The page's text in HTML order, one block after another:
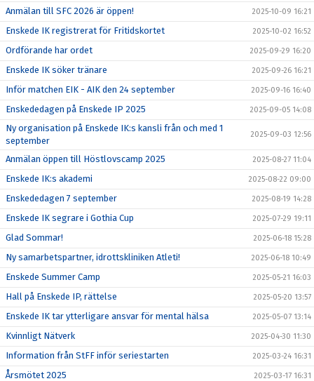
Anmälan till SFC 2026 är öppen! 2025-10-09 16:21
Enskede IK registrerat för Fritidskortet 2025-10-02 16:52
Ordförande har ordet 2025-09-29 16:20
Enskede IK söker tränare 2025-09-26 16:21
Inför matchen EIK - AIK den 24 september 2025-09-16 16:40
Enskededagen på Enskede IP 2025 2025-09-05 14:08
Ny organisation på Enskede IK:s kansli från och med 1
september
2025-09-03 12:56
Anmälan öppen till Höstlovscamp 2025 2025-08-27 11:04
Enskede IK:s akademi 2025-08-22 09:00
Enskededagen 7 september 2025-08-19 14:28
Enskede IK segrare i Gothia Cup 2025-07-29 19:11
Glad Sommar! 2025-06-18 15:28
Ny samarbetspartner, idrottskliniken Atleti! 2025-06-18 10:49
Enskede Summer Camp 2025-05-21 16:03
Hall på Enskede IP, rättelse 2025-05-20 13:57
Enskede IK tar ytterligare ansvar för mental hälsa 2025-05-07 13:14
Kvinnligt Nätverk 2025-04-30 11:30
Information från StFF inför seriestarten 2025-03-24 16:31
Årsmötet 2025 2025-03-17 16:31